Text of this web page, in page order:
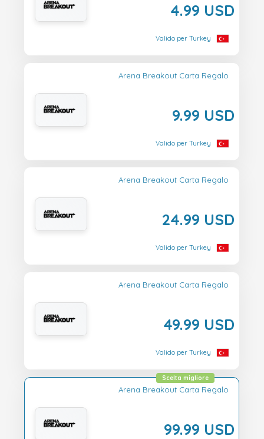
4.99 USD
Valido per Turkey
Arena Breakout Carta Regalo
9.99 USD
Valido per Turkey
Arena Breakout Carta Regalo
24.99 USD
Valido per Turkey
Arena Breakout Carta Regalo
49.99 USD
Valido per Turkey
Arena Breakout Carta Regalo
99.99 USD
Scelta migliore